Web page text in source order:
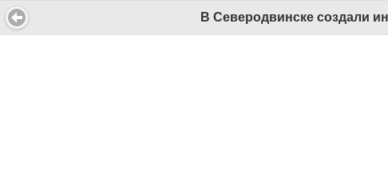
В Северодвинске создали